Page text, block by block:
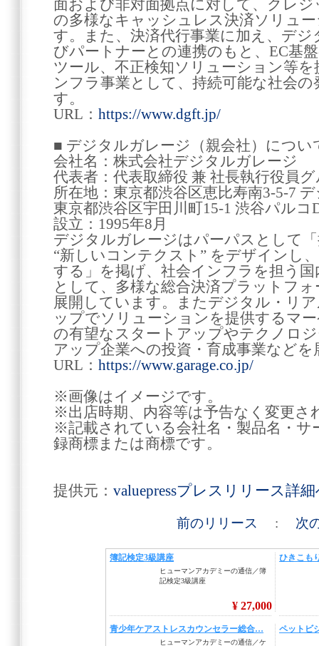
面および非対面拠点に対して、クレ
の多様なキャッシュレス決済ソリュ
す。また、決済代行事業に加え、デ
びパートナーとの連携のもと、EC基
ツール、不正検知ソリューション等
ンフラ事業として、持続可能な社会
す。
URL： https://www.dgft.jp/
■ デジタルガレージ（親会社）につい
会社名：株式会社デジタルガレージ
代表者：代表取締役 兼 社長執行役員
所在地：東京都渋谷区恵比寿南3-5-7
東京都渋谷区宇田川町15-1 渋谷パルコ
設立：1995年8月
デジタルガレージはパーパスとして
“新しいコンテクスト” をデザインし
する」を掲げ、社会インフラを担う
として、多様な総合決済プラットフ
展開しています。またデジタル・リ
ップでソリューションを提供するマ
の有望なスタートアップやテクノロ
アップ企業への投資・育成事業など
URL： https://www.garage.co.jp/
※画像はイメージです。
※出店時期、内容等は予告なく変更さ
※記載されている会社名・製品名・サ
録商標または商標です。
提供元： valuepressプレスリリース詳
前のリリース : 次